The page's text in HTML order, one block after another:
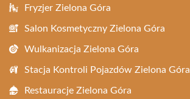
Fryzjer Zielona Góra
Salon Kosmetyczny Zielona Góra
Wulkanizacja Zielona Góra
Stacja Kontroli Pojazdów Zielona Góra
Restauracje Zielona Góra